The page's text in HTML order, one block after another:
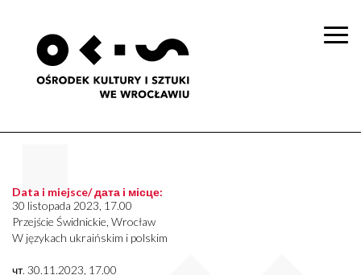
Data i miejsce/ дата і місце:
30 listopada 2023, 17.00
Przejście Świdnickie, Wrocław
W językach ukraińskim i polskim
чт. 30.11.2023, 17.00